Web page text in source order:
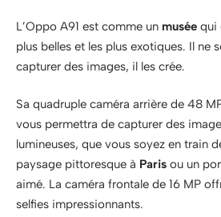
L’Oppo A91 est comme un musée qui
plus belles et les plus exotiques. Il ne
capturer des images, il les crée.
Sa quadruple caméra arrière de 48
vous permettra de capturer des
lumineuses, que vous soyez en train
paysage pittoresque à Paris ou un
aimé. La caméra frontale de 16 MP
selfies impressionnants.